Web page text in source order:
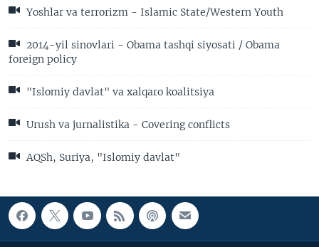
Yoshlar va terrorizm - Islamic State/Western Youth
2014-yil sinovlari - Obama tashqi siyosati / Obama
foreign policy
"Islomiy davlat" va xalqaro koalitsiya
Urush va jurnalistika - Covering conflicts
AQSh, Suriya, "Islomiy davlat"